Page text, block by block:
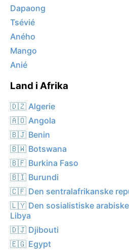
Dapaong
Tsévié
Aného
Mango
Anié
Land i Afrika
🇩🇿 Algerie
🇦🇴 Angola
🇧🇯 Benin
🇧🇼 Botswana
🇧🇫 Burkina Faso
🇧🇮 Burundi
🇨🇫 Den sentralafrikanske
🇱🇾 Den sosialistiske
Libya
🇩🇯 Djibouti
🇪🇬 Egypt